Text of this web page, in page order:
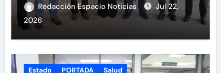
Redacción Espacio Noticias
Jul 22,
2026
Estado PORTADA Salud